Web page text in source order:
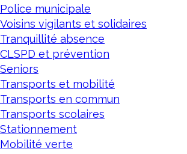
Police municipale
Voisins vigilants et solidaires
Tranquillité absence
CLSPD et prévention
Seniors
Transports et mobilité
Transports en commun
Transports scolaires
Stationnement
Mobilité verte